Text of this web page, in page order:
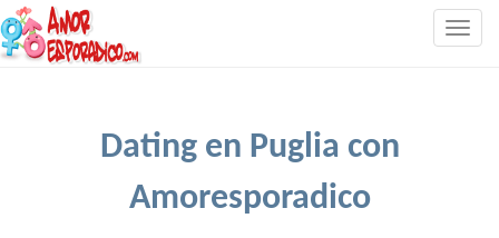
Dating en Puglia con
Amoresporadico